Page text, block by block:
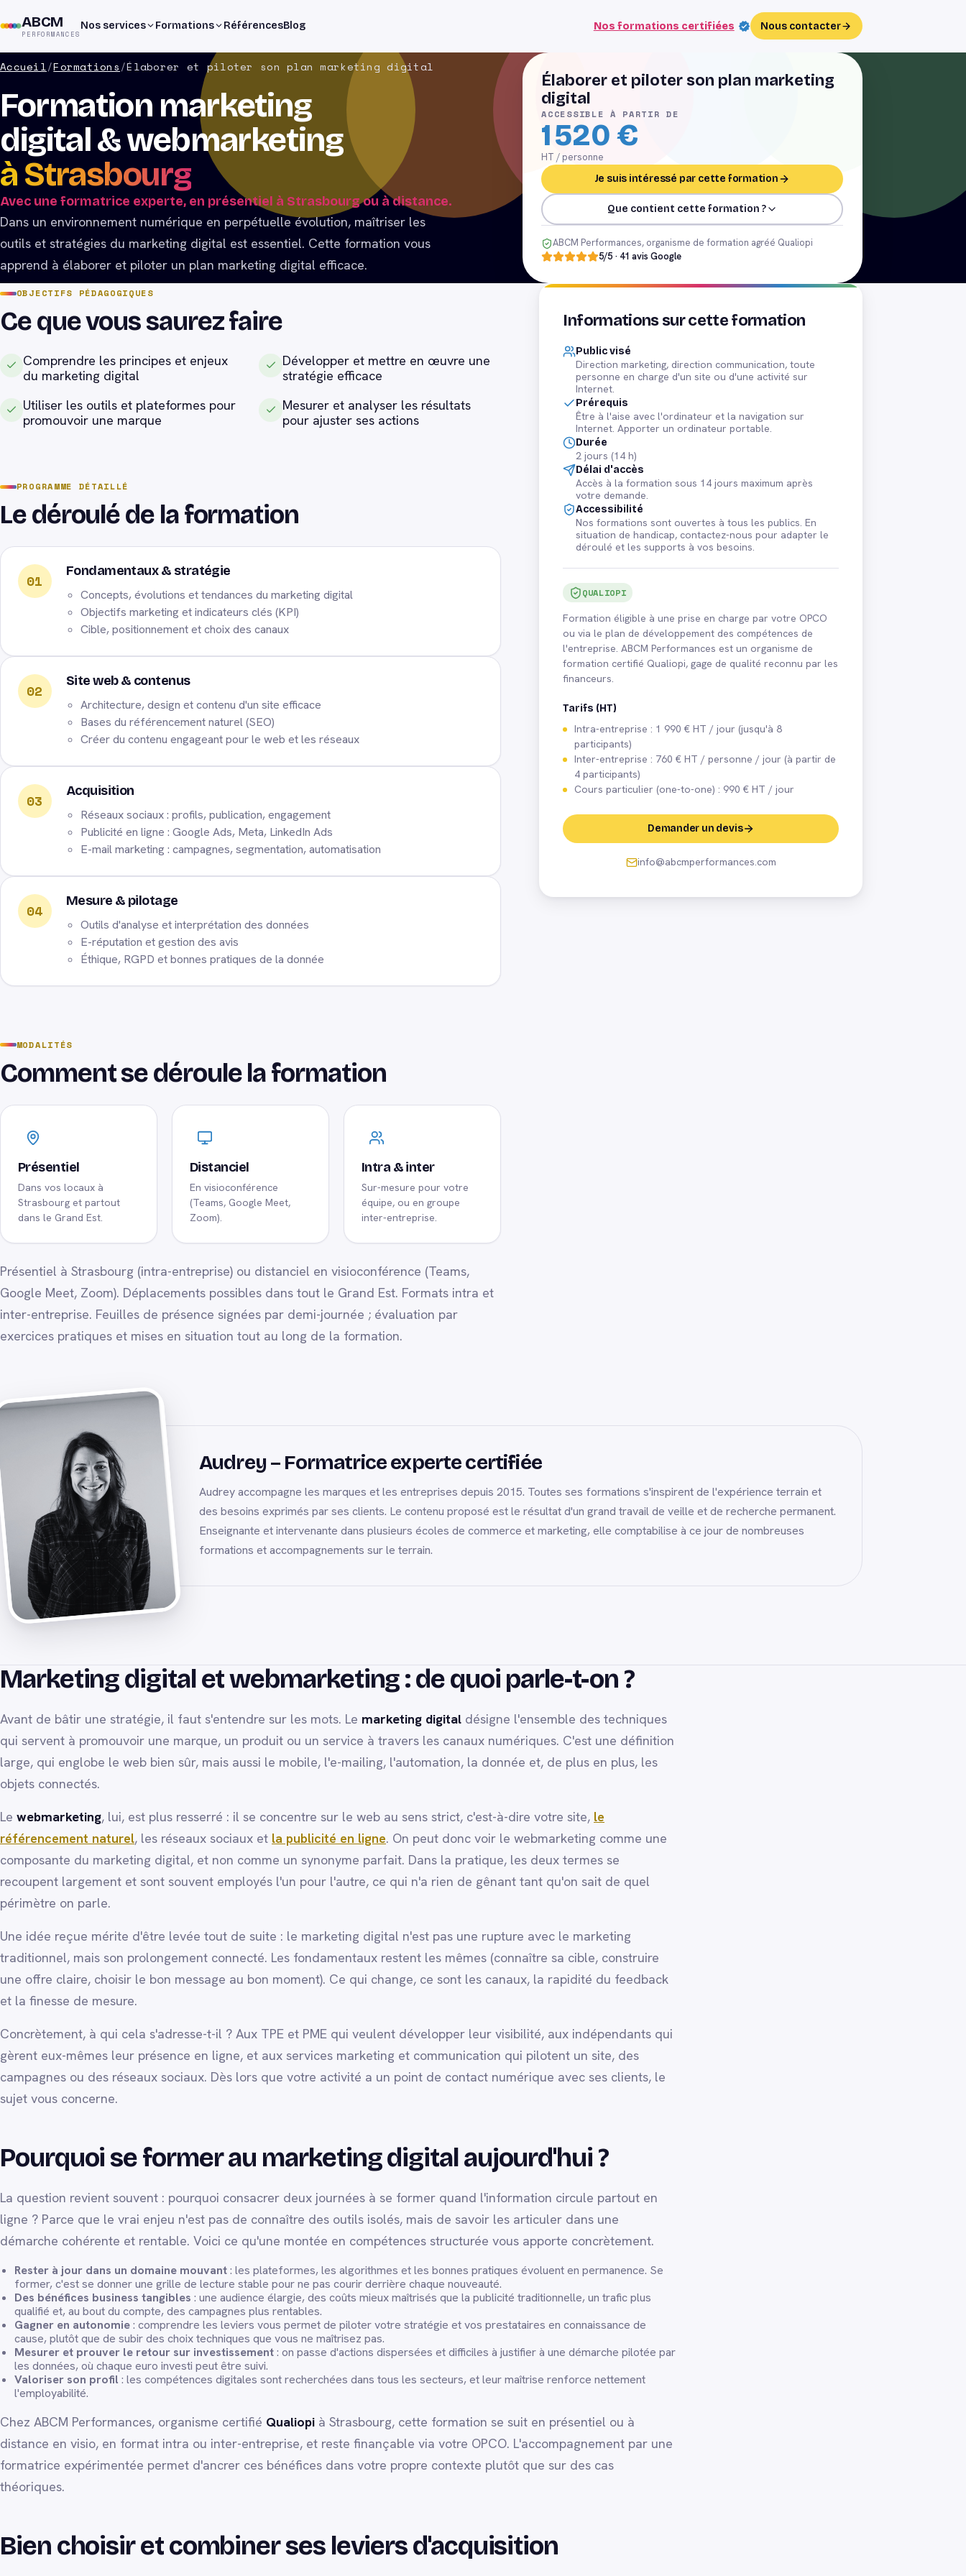
ABCM
PERFORMANCES
Nos services Formations RéférencesBlog Nos formations certifiées Nous contacter
Accueil/Formations/Élaborer et piloter son plan marketing digital
Formation marketing
digital & webmarketing
à Strasbourg
Avec une formatrice experte, en présentiel à Strasbourg ou à distance.
Dans un environnement numérique en perpétuelle évolution, maîtriser les
outils et stratégies du marketing digital est essentiel. Cette formation vous
apprend à élaborer et piloter un plan marketing digital efficace.
Élaborer et piloter son plan marketing
digital
ACCESSIBLE À PARTIR DE
1 520 €
HT / personne
Je suis intéressé par cette formation
Que contient cette formation ?
ABCM Performances, organisme de formation agréé Qualiopi
5/5 · 41 avis Google
OBJECTIFS PÉDAGOGIQUES
Ce que vous saurez faire
Comprendre les principes et enjeux
du marketing digital
Développer et mettre en œuvre une
stratégie efficace
Utiliser les outils et plateformes pour
promouvoir une marque
Mesurer et analyser les résultats
pour ajuster ses actions
PROGRAMME DÉTAILLÉ
Le déroulé de la formation
01
Fondamentaux & stratégie
Concepts, évolutions et tendances du marketing digital
Objectifs marketing et indicateurs clés (KPI)
Cible, positionnement et choix des canaux
02
Site web & contenus
Architecture, design et contenu d'un site efficace
Bases du référencement naturel (SEO)
Créer du contenu engageant pour le web et les réseaux
03
Acquisition
Réseaux sociaux : profils, publication, engagement
Publicité en ligne : Google Ads, Meta, LinkedIn Ads
E-mail marketing : campagnes, segmentation, automatisation
04
Mesure & pilotage
Outils d'analyse et interprétation des données
E-réputation et gestion des avis
Éthique, RGPD et bonnes pratiques de la donnée
MODALITÉS
Comment se déroule la formation
Présentiel
Dans vos locaux à
Strasbourg et partout
dans le Grand Est.
Distanciel
En visioconférence
(Teams, Google Meet,
Zoom).
Intra & inter
Sur-mesure pour votre
équipe, ou en groupe
inter-entreprise.
Présentiel à Strasbourg (intra-entreprise) ou distanciel en visioconférence (Teams,
Google Meet, Zoom). Déplacements possibles dans tout le Grand Est. Formats intra et
inter-entreprise. Feuilles de présence signées par demi-journée ; évaluation par
exercices pratiques et mises en situation tout au long de la formation.
Informations sur cette formation
Public visé
Direction marketing, direction communication, toute
personne en charge d'un site ou d'une activité sur
Internet.
Prérequis
Être à l'aise avec l'ordinateur et la navigation sur
Internet. Apporter un ordinateur portable.
Durée
2 jours (14 h)
Délai d'accès
Accès à la formation sous 14 jours maximum après
votre demande.
Accessibilité
Nos formations sont ouvertes à tous les publics. En
situation de handicap, contactez-nous pour adapter le
déroulé et les supports à vos besoins.
QUALIOPI
Formation éligible à une prise en charge par votre OPCO
ou via le plan de développement des compétences de
l'entreprise. ABCM Performances est un organisme de
formation certifié Qualiopi, gage de qualité reconnu par les
financeurs.
Tarifs (HT)
Intra-entreprise : 1 990 € HT / jour (jusqu'à 8
participants)
Inter-entreprise : 760 € HT / personne / jour (à partir de
4 participants)
Cours particulier (one-to-one) : 990 € HT / jour
Demander un devis
info@abcmperformances.com
Audrey – Formatrice experte certifiée
Audrey accompagne les marques et les entreprises depuis 2015. Toutes ses formations s'inspirent de l'expérience terrain et
des besoins exprimés par ses clients. Le contenu proposé est le résultat d'un grand travail de veille et de recherche permanent.
Enseignante et intervenante dans plusieurs écoles de commerce et marketing, elle comptabilise à ce jour de nombreuses
formations et accompagnements sur le terrain.
Marketing digital et webmarketing : de quoi parle-t-on ?
Avant de bâtir une stratégie, il faut s'entendre sur les mots. Le marketing digital désigne l'ensemble des techniques
qui servent à promouvoir une marque, un produit ou un service à travers les canaux numériques. C'est une définition
large, qui englobe le web bien sûr, mais aussi le mobile, l'e-mailing, l'automation, la donnée et, de plus en plus, les
objets connectés.
Le webmarketing, lui, est plus resserré : il se concentre sur le web au sens strict, c'est-à-dire votre site, le
référencement naturel, les réseaux sociaux et la publicité en ligne. On peut donc voir le webmarketing comme une
composante du marketing digital, et non comme un synonyme parfait. Dans la pratique, les deux termes se
recoupent largement et sont souvent employés l'un pour l'autre, ce qui n'a rien de gênant tant qu'on sait de quel
périmètre on parle.
Une idée reçue mérite d'être levée tout de suite : le marketing digital n'est pas une rupture avec le marketing
traditionnel, mais son prolongement connecté. Les fondamentaux restent les mêmes (connaître sa cible, construire
une offre claire, choisir le bon message au bon moment). Ce qui change, ce sont les canaux, la rapidité du feedback
et la finesse de mesure.
Concrètement, à qui cela s'adresse-t-il ? Aux TPE et PME qui veulent développer leur visibilité, aux indépendants qui
gèrent eux-mêmes leur présence en ligne, et aux services marketing et communication qui pilotent un site, des
campagnes ou des réseaux sociaux. Dès lors que votre activité a un point de contact numérique avec ses clients, le
sujet vous concerne.
Pourquoi se former au marketing digital aujourd'hui ?
La question revient souvent : pourquoi consacrer deux journées à se former quand l'information circule partout en
ligne ? Parce que le vrai enjeu n'est pas de connaître des outils isolés, mais de savoir les articuler dans une
démarche cohérente et rentable. Voici ce qu'une montée en compétences structurée vous apporte concrètement.
Rester à jour dans un domaine mouvant: les plateformes, les algorithmes et les bonnes pratiques évoluent en permanence. Se
former, c'est se donner une grille de lecture stable pour ne pas courir derrière chaque nouveauté.
Des bénéfices business tangibles : une audience élargie, des coûts mieux maîtrisés que la publicité traditionnelle, un trafic plus
qualifié et, au bout du compte, des campagnes plus rentables.
Gagner en autonomie: comprendre les leviers vous permet de piloter votre stratégie et vos prestataires en connaissance de
cause, plutôt que de subir des choix techniques que vous ne maîtrisez pas.
Mesurer et prouver le retour sur investissement: on passe d'actions dispersées et difficiles à justifier à une démarche pilotée par
les données, où chaque euro investi peut être suivi.
Valoriser son profil : les compétences digitales sont recherchées dans tous les secteurs, et leur maîtrise renforce nettement
l'employabilité.
Chez ABCM Performances, organisme certifié Qualiopi à Strasbourg, cette formation se suit en présentiel ou à
distance en visio, en format intra ou inter-entreprise, et reste finançable via votre OPCO. L'accompagnement par une
formatrice expérimentée permet d'ancrer ces bénéfices dans votre propre contexte plutôt que sur des cas
théoriques.
Bien choisir et combiner ses leviers d'acquisition